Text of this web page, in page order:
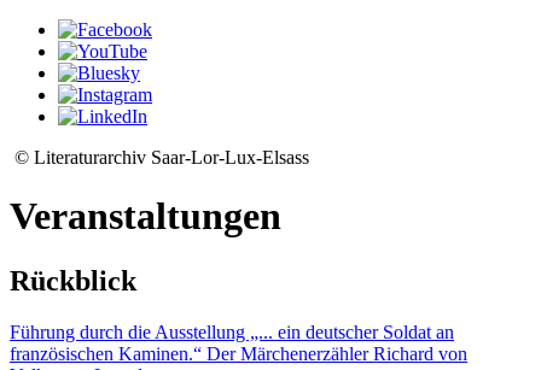
© Literaturarchiv Saar-Lor-Lux-Elsass
Veranstaltungen
Rückblick
Führung durch die Ausstellung „... ein deutscher Soldat an
französischen Kaminen.“ Der Märchenerzähler Richard von